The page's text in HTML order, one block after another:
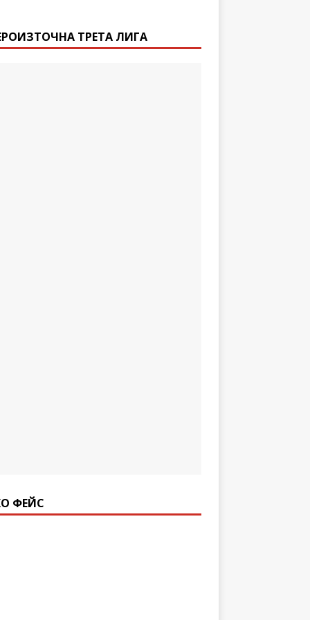
ТРЕТА ЛИГА
ФЕЙС